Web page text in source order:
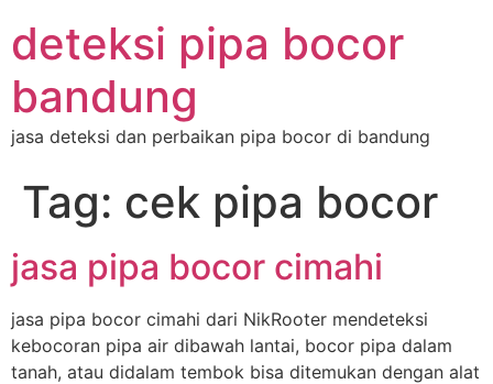
deteksi pipa bocor
bandung
jasa deteksi dan perbaikan pipa bocor di bandung
Tag: cek pipa bocor
jasa pipa bocor cimahi
jasa pipa bocor cimahi dari NikRooter mendeteksi
kebocoran pipa air dibawah lantai, bocor pipa dalam
tanah, atau didalam tembok bisa ditemukan dengan alat